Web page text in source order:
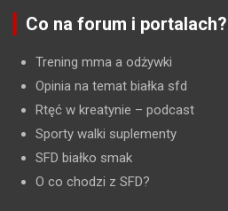
Co na forum i portalach?
Trening mma a odżywki
Opinia na temat białka sfd
Rtęć w kreatynie – podcast
Sporty walki suplementy
SFD białko smak
O co chodzi z SFD?